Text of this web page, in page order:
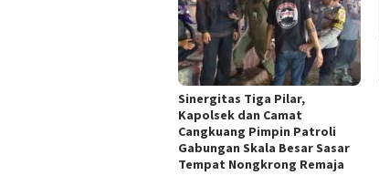
Sinergitas Tiga Pilar,
Kapolsek dan Camat
Cangkuang Pimpin Patroli
Gabungan Skala Besar Sasar
Tempat Nongkrong Remaja